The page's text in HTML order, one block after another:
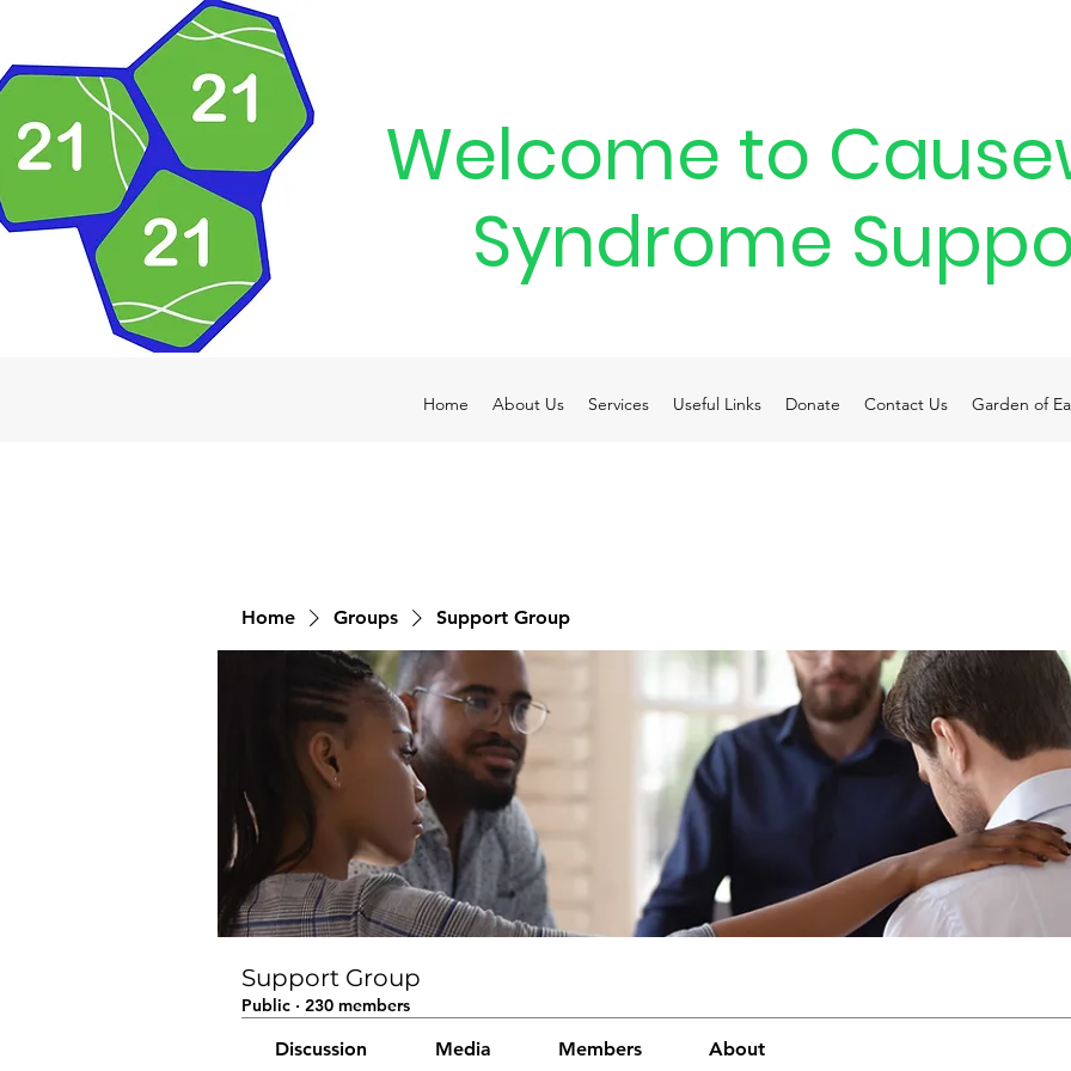
Welcome to
Syndrome
Home About Us Services Useful Links Donate Contact Us Garden of
Home Groups Support Group
Support Group
Public · 230 members
Discussion Media Members About